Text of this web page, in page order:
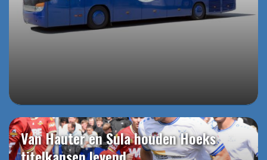
Van Hauter en Sula houden Hoeks